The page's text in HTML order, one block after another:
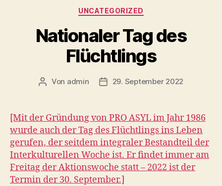
Kategorien
UNCATEGORIZED
Nationaler Tag des
Flüchtlings
Beitragsautor
Von admin Veröffentlichungsdatum
29. September 2022
[Mit der Gründung von PRO ASYL im Jahr 1986
wurde auch der Tag des Flüchtlings ins Leben
gerufen, der seitdem integraler Bestandteil der
Interkulturellen Woche ist. Er findet immer am
Freitag der Aktionswoche statt – 2022 ist der
Termin der 30. September.]